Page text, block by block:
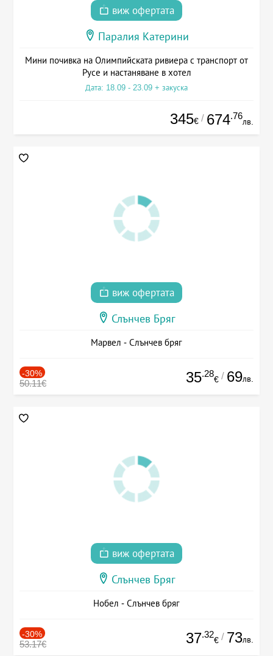
виж офертата
Паралия Катерини
Мини почивка на Олимпийската ривиера с транспорт от
Русе и настаняване в хотел
Дата: 18.09 - 23.09 + закуска
345€ / 674.76
лв.
виж офертата
Слънчев Бряг
Марвел - Слънчев бряг
-30%
50.11€ 35.28
€ / 69лв.
виж офертата
Слънчев Бряг
Нобел - Слънчев бряг
-30%
53.17€ 37.32
€ / 73лв.